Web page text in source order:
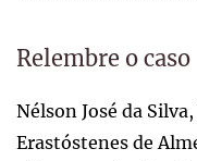
Relembre o caso
Nélson José da
Erastóstenes de